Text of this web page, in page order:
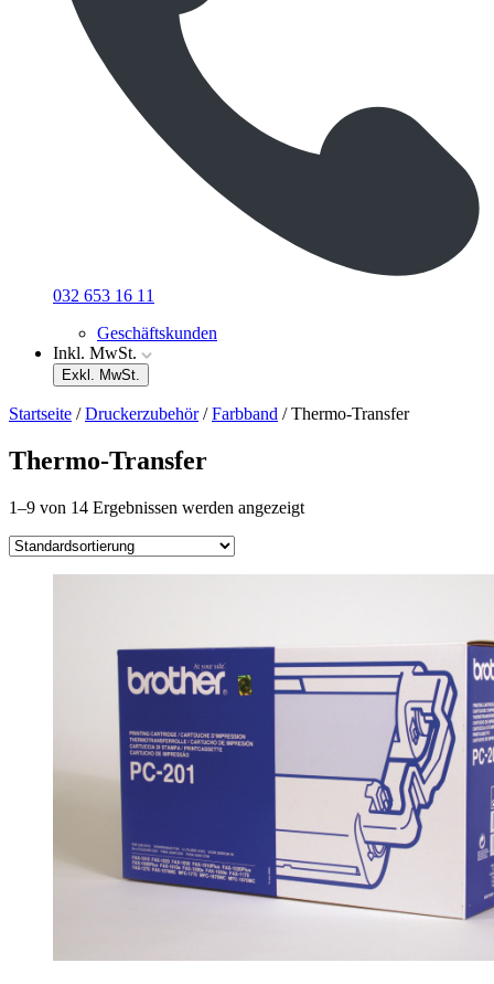
032 653 16 11
Geschäftskunden
Inkl. MwSt.
Exkl. MwSt.
Startseite /Druckerzubehör/Farbband / Thermo-Transfer
Thermo-Transfer
1–9 von 14 Ergebnissen werden angezeigt